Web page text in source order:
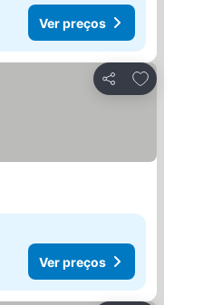
Ver preços
Partilhar
Adicionar
Ver preços